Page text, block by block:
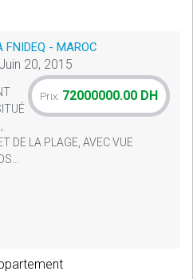
FNIDEQ - MAROC
Juin 20, 2015
Prix: 72000000.00 DH
DE LA PLAGE, AVEC VUE